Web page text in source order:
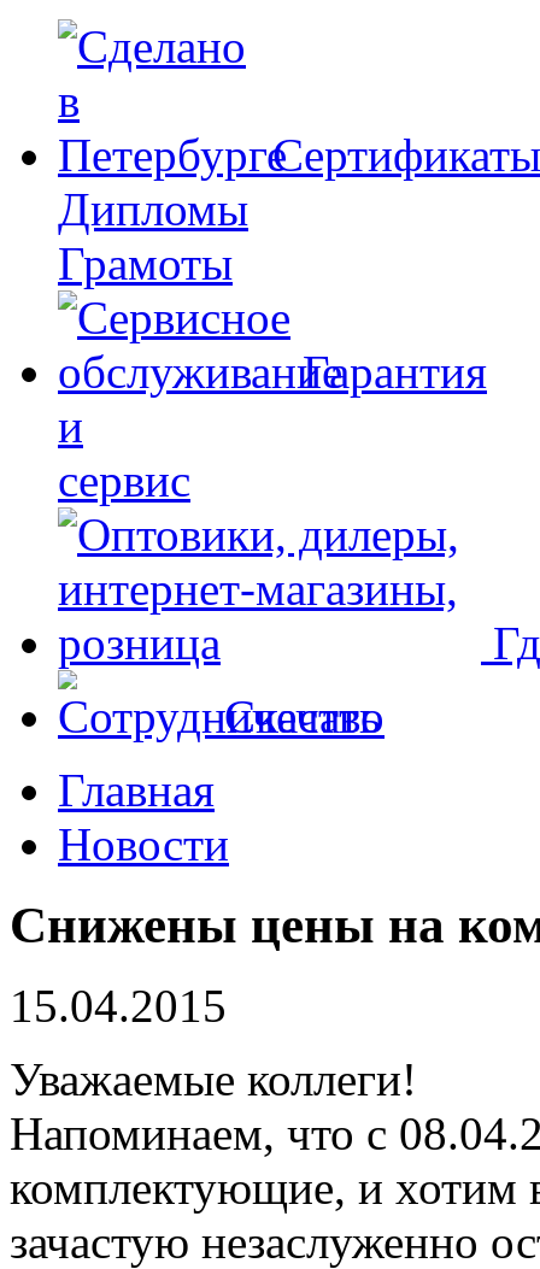
Сертификаты
Дипломы
Грамоты
Гарантия
и
сервис
Скачать
Главная
Новости
Cнижены цены на
15.04.2015
Уважаемые коллеги!
Напоминаем, что с
комплектующие, и хотим
зачастую незаслуженно